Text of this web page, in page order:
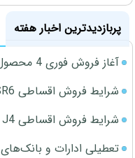
پربازدیدترین اخبار هفته
آغاز فروش فوری 4 محصول ایران خودرو در نمایندگی‌ها
شرایط فروش اقساطی KMC SR6 کرمان موتور اعلام شد
شرایط فروش اقساطی JAC J4 (مرداد 1405)
تعطیلی ادارات و بانک‌های 5 استان در روز چهارشنبه